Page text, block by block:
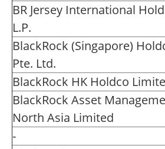
BR Jersey International
L.P.
BlackRock (Singapore)
Pte. Ltd.
BlackRock HK Holdco
BlackRock Asset
North Asia Limited
-